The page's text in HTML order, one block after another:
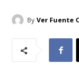
By Ver Fuente